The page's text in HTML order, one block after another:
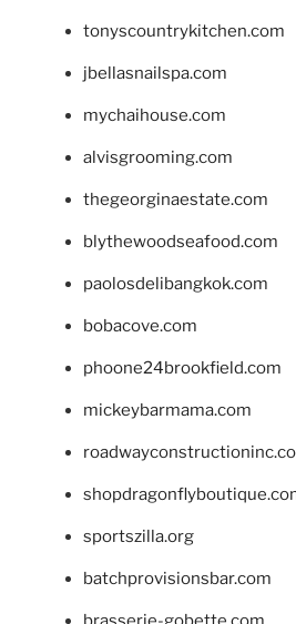
tonyscountrykitchen.com
jbellasnailspa.com
mychaihouse.com
alvisgrooming.com
thegeorginaestate.com
blythewoodseafood.com
paolosdelibangkok.com
bobacove.com
phoone24brookfield.com
mickeybarmama.com
sportszilla.org
batchprovisionsbar.com